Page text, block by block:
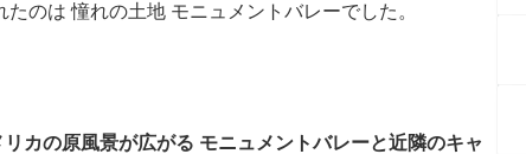
のは 憧れの土地 モニュメントバレーでした。
カの原風景が広がる モニュメントバレーと近隣のキャ